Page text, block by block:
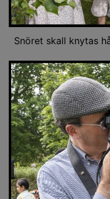
Snöret skall knytas